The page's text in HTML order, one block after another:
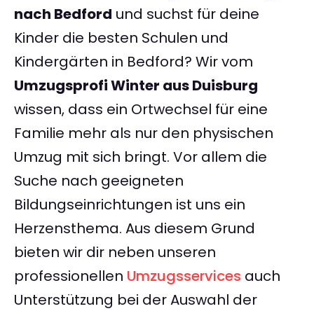
nach Bedford und suchst für deine
Kinder die besten Schulen und
Kindergärten in Bedford? Wir vom
Umzugsprofi Winter aus Duisburg
wissen, dass ein Ortwechsel für eine
Familie mehr als nur den physischen
Umzug mit sich bringt. Vor allem die
Suche nach geeigneten
Bildungseinrichtungen ist uns ein
Herzensthema. Aus diesem Grund
bieten wir dir neben unseren
professionellen Umzugsservices auch
Unterstützung bei der Auswahl der